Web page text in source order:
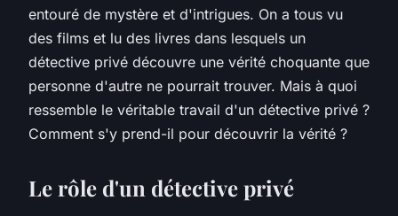
entouré de mystère et d'intrigues. On a tous vu
des films et lu des livres dans lesquels un
détective privé découvre une vérité choquante que
personne d'autre ne pourrait trouver. Mais à quoi
ressemble le véritable travail d'un détective privé ?
Comment s'y prend-il pour découvrir la vérité ?
Le rôle d'un détective privé